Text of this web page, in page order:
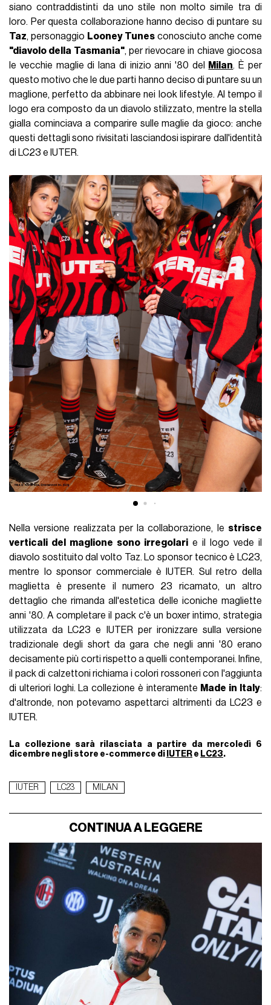
siano contraddistinti da uno stile non molto simile tra di
loro. Per questa collaborazione hanno deciso di puntare su
Taz, personaggio Looney Tunes conosciuto anche come
"diavolo della Tasmania", per rievocare in chiave giocosa
le vecchie maglie di lana di inizio anni '80 del
Milan. È per
questo motivo che le due parti hanno deciso di puntare su un
maglione, perfetto da abbinare nei look lifestyle. Al tempo il
logo era composto da un diavolo stilizzato, mentre la stella
gialla cominciava a comparire sulle maglie da gioco: anche
questi dettagli sono rivisitati lasciandosi ispirare dall'identità
di LC23 e IUTER.
Nella versione realizzata per la collaborazione, le strisce
verticali del maglione sono irregolari e il logo vede il
diavolo sostituito dal volto Taz. Lo sponsor tecnico è LC23,
mentre lo sponsor commerciale è IUTER. Sul retro della
maglietta è presente il numero 23 ricamato, un altro
dettaglio che rimanda all'estetica delle iconiche magliette
anni '80. A completare il pack c'è un boxer intimo, strategia
utilizzata da LC23 e IUTER per ironizzare sulla versione
tradizionale degli short da gara che negli anni '80 erano
decisamente più corti rispetto a quelli contemporanei. Infine,
il pack di calzettoni richiama i colori rossoneri con l'aggiunta
di ulteriori loghi. La collezione è interamente Made in Italy:
d'altronde, non potevamo aspettarci altrimenti da LC23 e
IUTER.
La collezione sarà rilasciata a partire da mercoledì 6
dicembre negli store e-commerce di IUTER e LC23.
IUTER LC23 MILAN
CONTINUA A LEGGERE